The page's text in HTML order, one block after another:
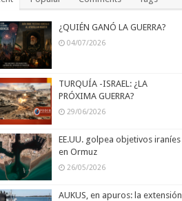
¿QUIÉN GANÓ LA GUERRA?
04/07/2026
TURQUÍA -ISRAEL: ¿LA
PRÓXIMA GUERRA?
29/06/2026
EE.UU. golpea objetivos iraníes
en Ormuz
26/05/2026
AUKUS, en apuros: la extensión